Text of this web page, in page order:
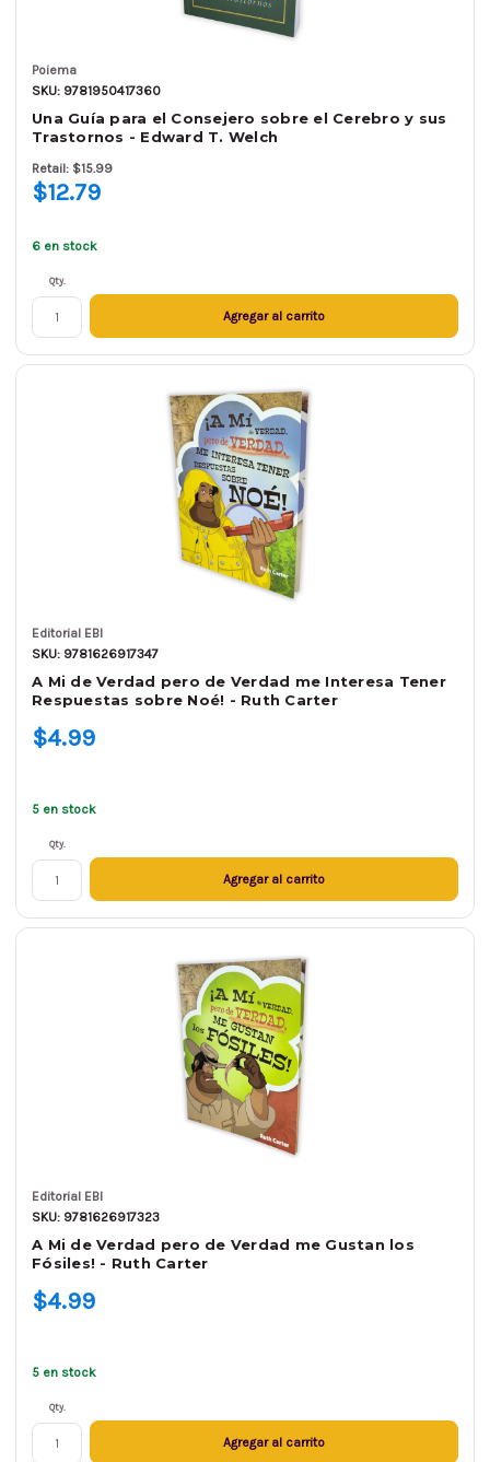
Poiema
SKU: 9781950417360
Una Guía para el Consejero sobre el Cerebro y sus
Trastornos - Edward T. Welch
Retail: $15.99
$12.79
6 en stock
Qty.
Agregar al carrito
Editorial EBI
SKU: 9781626917347
A Mi de Verdad pero de Verdad me Interesa Tener
Respuestas sobre Noé! - Ruth Carter
$4.99
5 en stock
Qty.
Agregar al carrito
Editorial EBI
SKU: 9781626917323
A Mi de Verdad pero de Verdad me Gustan los
Fósiles! - Ruth Carter
$4.99
5 en stock
Qty.
Agregar al carrito